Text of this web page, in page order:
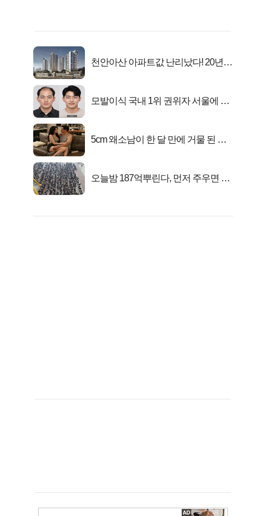
천안아산 아파트값 난리났다! 20년
모발이식 국내 1위 권위자 서울에 있
5cm 왜소남이 한 달 만에 거물 된 사
오늘밤 187억뿌린다, 먼저 주우면 최